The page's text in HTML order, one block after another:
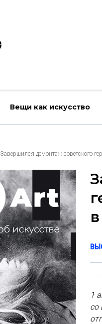
Вещи как искусство
Завершился демонтаж советского
1
со